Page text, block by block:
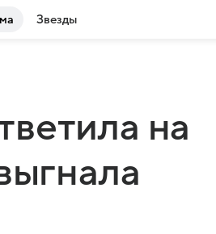
Звезды
на